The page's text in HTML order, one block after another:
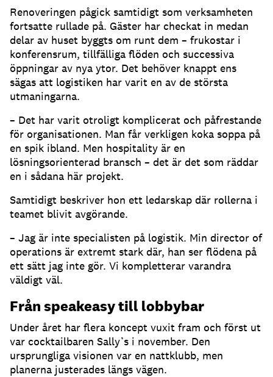
Renoveringen pågick samtidigt som verksamheten
fortsatte rullade på. Gäster har checkat in medan
delar av huset byggts om runt dem – frukostar i
konferensrum, tillfälliga flöden och successiva
öppningar av nya ytor. Det behöver knappt ens
sägas att logistiken har varit en av de största
utmaningarna.
– Det har varit otroligt komplicerat och påfrestande
för organisationen. Man får verkligen koka soppa på
en spik ibland. Men hospitality är en
lösningsorienterad bransch – det är det som räddar
en i sådana här projekt.
Samtidigt beskriver hon ett ledarskap där rollerna i
teamet blivit avgörande.
– Jag är inte specialisten på logistik. Min director of
operations är extremt stark där, han ser flödena på
ett sätt jag inte gör. Vi kompletterar varandra
väldigt väl.
Från speakeasy till lobbybar
Under året har flera koncept vuxit fram och först ut
var cocktailbaren Sally’s i november. Den
ursprungliga visionen var en nattklubb, men
planerna justerades längs vägen.